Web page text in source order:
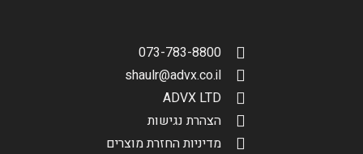
073-783-8800
shaulr@advx.co.il
ADVX LTD
הצהרת נגישות
מדיניות החזרת מוצרים
שליחה